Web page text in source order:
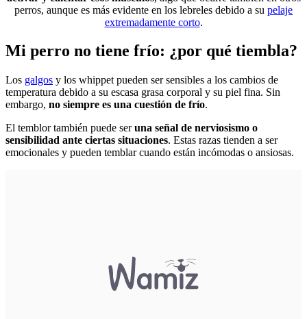
perros, aunque es más evidente en los lebreles debido a su pelaje
extremadamente corto.
Mi perro no tiene frío: ¿por qué tiembla?
Los galgos y los whippet pueden ser sensibles a los cambios de
temperatura debido a su escasa grasa corporal y su piel fina. Sin
embargo, no siempre es una cuestión de frío.
El temblor también puede seruna señal de nerviosismo o
sensibilidad ante ciertas situaciones. Estas razas tienden a ser
emocionales y pueden temblar cuando están incómodas o ansiosas.